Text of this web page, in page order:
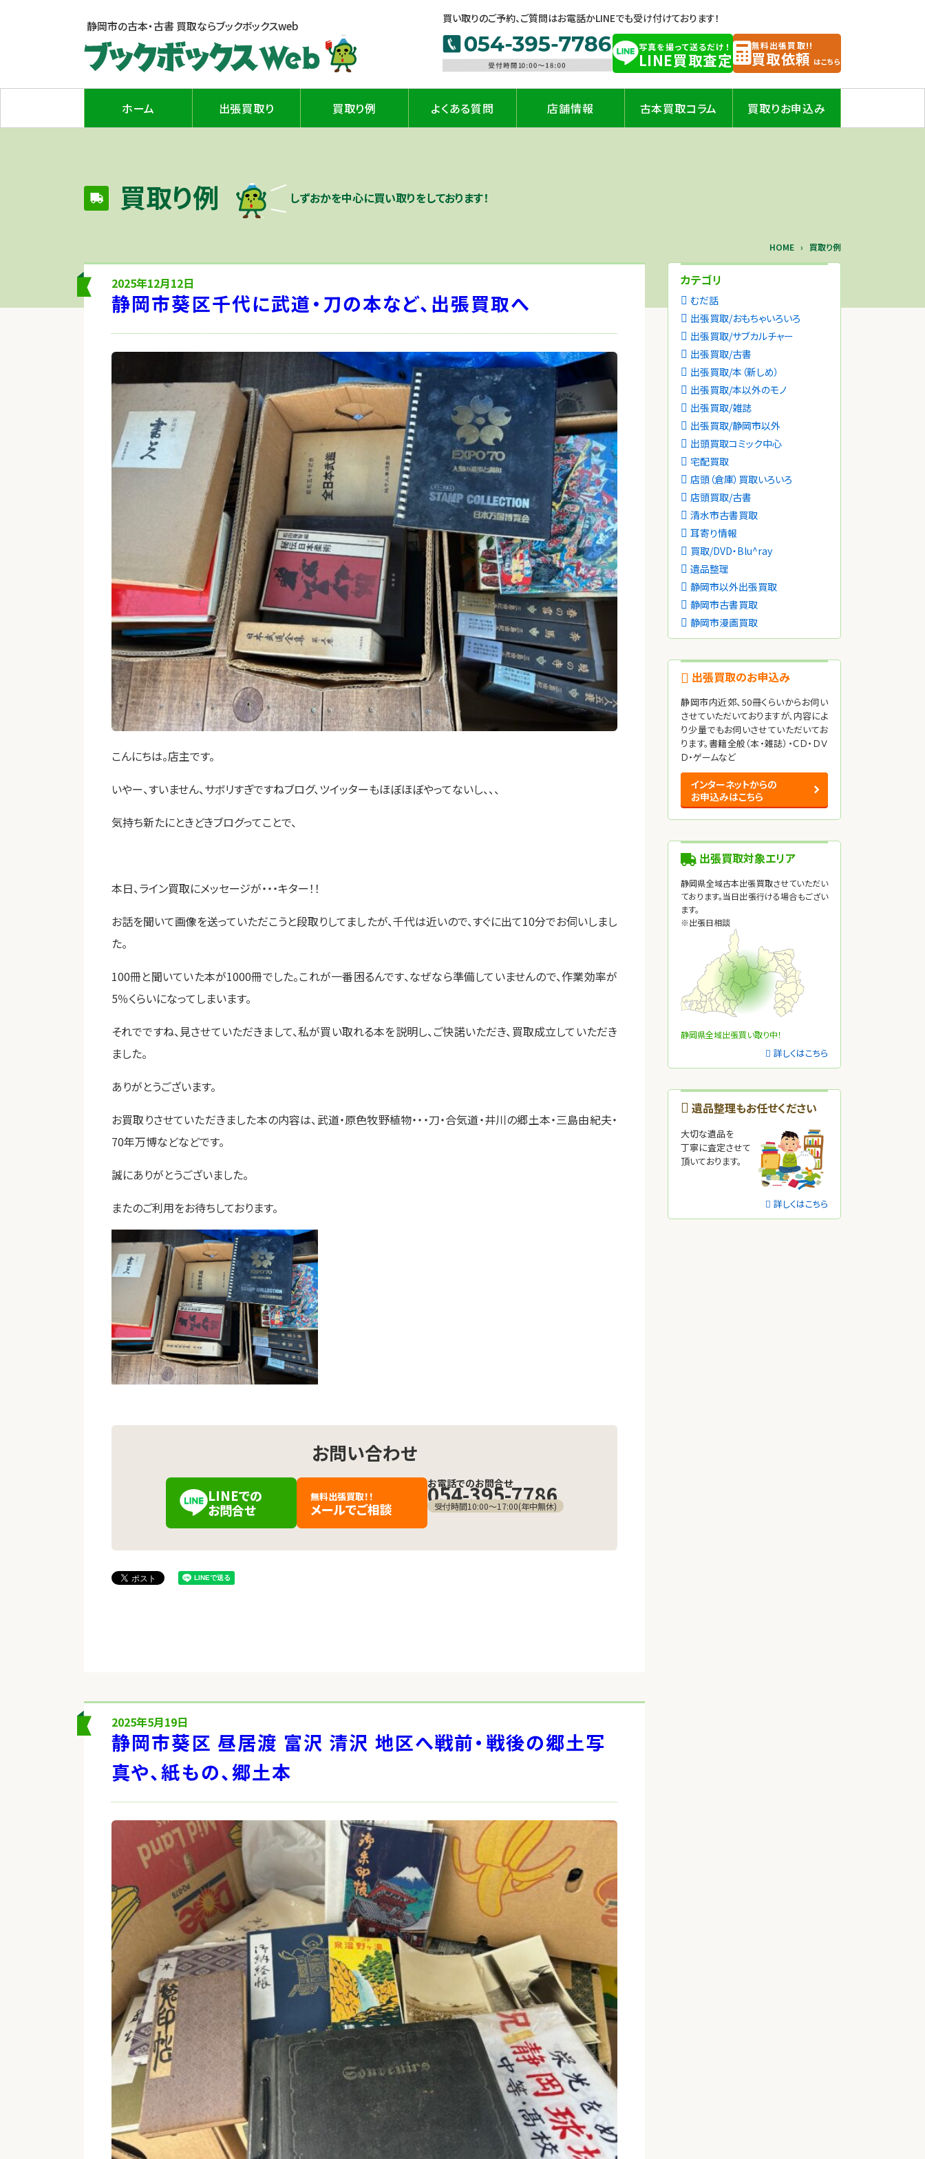
静岡市の古本・古書 買取ならブックボックスweb
買い取りのご予約、ご質問はお電話かLINEでも受け付けております！
写真を撮って送るだけ！
LINE買取査定
無料出張買取!!
買取依頼 はこちら
ホーム 出張買取り 買取り例 よくある質問 店舗情報 古本買取コラム 買取りお申込み
買取り例 しずおかを中心に買い取りをしております！
HOME 買取り例
2025年12月12日
静岡市葵区千代に武道・刀の本など、出張買取へ
こんにちは。店主です。
いやー、すいません、サボリすぎですねブログ、ツイッターもほぼほぼやってないし、、、
気持ち新たにときどきブログってことで、
本日、ライン買取にメッセージが・・・キター！！
お話を聞いて画像を送っていただこうと段取りしてましたが、千代は近いので、すぐに出て10分でお伺いしまし
た。
100冊と聞いていた本が1000冊でした。これが一番困るんです、なぜなら準備していませんので、作業効率が
5％くらいになってしまいます。
それでですね、見させていただきまして、私が買い取れる本を説明し、ご快諾いただき、買取成立していただき
ました。
ありがとうございます。
お買取りさせていただきました本の内容は、武道・原色牧野植物・・・刀・合気道・井川の郷土本・三島由紀夫・
70年万博などなどです。
誠にありがとうございました。
またのご利用をお待ちしております。
お問い合わせ
LINEでの
お問合せ
（新しいタブで開きます）
無料出張買取！！
メールでご相談
お電話でのお問合せ
054-395-7786
受付時間10:00〜17:00(年中無休)
2025年5月19日
静岡市葵区 昼居渡 富沢 清沢 地区へ戦前・戦後の郷土写
真や、紙もの、郷土本
カテゴリ
むだ話
出張買取/おもちゃいろいろ
出張買取/サブカルチャー
出張買取/古書
出張買取/本（新しめ）
出張買取/本以外のモノ
出張買取/雑誌
出張買取/静岡市以外
出頭買取コミック中心
宅配買取
店頭（倉庫）買取いろいろ
店頭買取/古書
清水市古書買取
耳寄り情報
買取/DVD・Blu^ray
遺品整理
静岡市以外出張買取
静岡市古書買取
静岡市漫画買取
出張買取のお申込み
静岡市内近郊、50冊くらいからお伺い
させていただいておりますが、内容によ
り少量でもお伺いさせていただいてお
ります。書籍全般（本・雑誌）・ＣＤ・ＤＶ
Ｄ・ゲームなど
インターネットからの
お申込みはこちら
出張買取対象エリア
静岡県全域古本出張買取させていただい
ております。当日出張行ける場合もござい
ます。
※出張日相談
静岡県全域出張買い取り中！
詳しくはこちら
遺品整理もお任せください
大切な遺品を
丁寧に査定させて
頂いております。
詳しくはこちら